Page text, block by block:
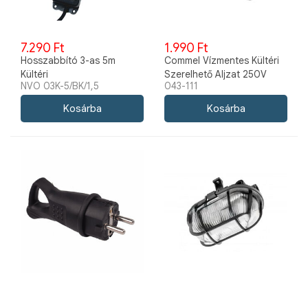
7.290 Ft
Hosszabbító 3-as 5m
Kültéri
NVO 03K-5/BK/1,5
1.990 Ft
Commel Vízmentes Kültéri
Szerelhető Aljzat 250V
IP55 Antracit
043-111